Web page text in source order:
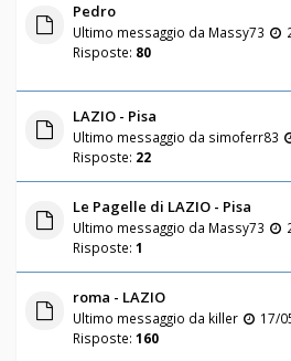
Pedro
Ultimo messaggio da Massy73
Risposte: 80
LAZIO - Pisa
Ultimo messaggio da simoferr83
Risposte: 22
Le Pagelle di LAZIO - Pisa
Ultimo messaggio da Massy73
Risposte: 1
roma - LAZIO
Ultimo messaggio da killer
17/
Risposte: 160